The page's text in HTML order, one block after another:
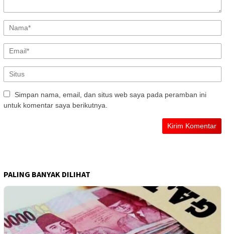
Simpan nama, email, dan situs web saya pada peramban ini
untuk komentar saya berikutnya.
PALING BANYAK DILIHAT